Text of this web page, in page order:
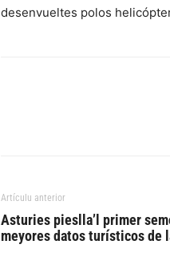
desenvueltes polos
Artículu anterior
Asturies pieslla’l primer
meyores datos turísticos de